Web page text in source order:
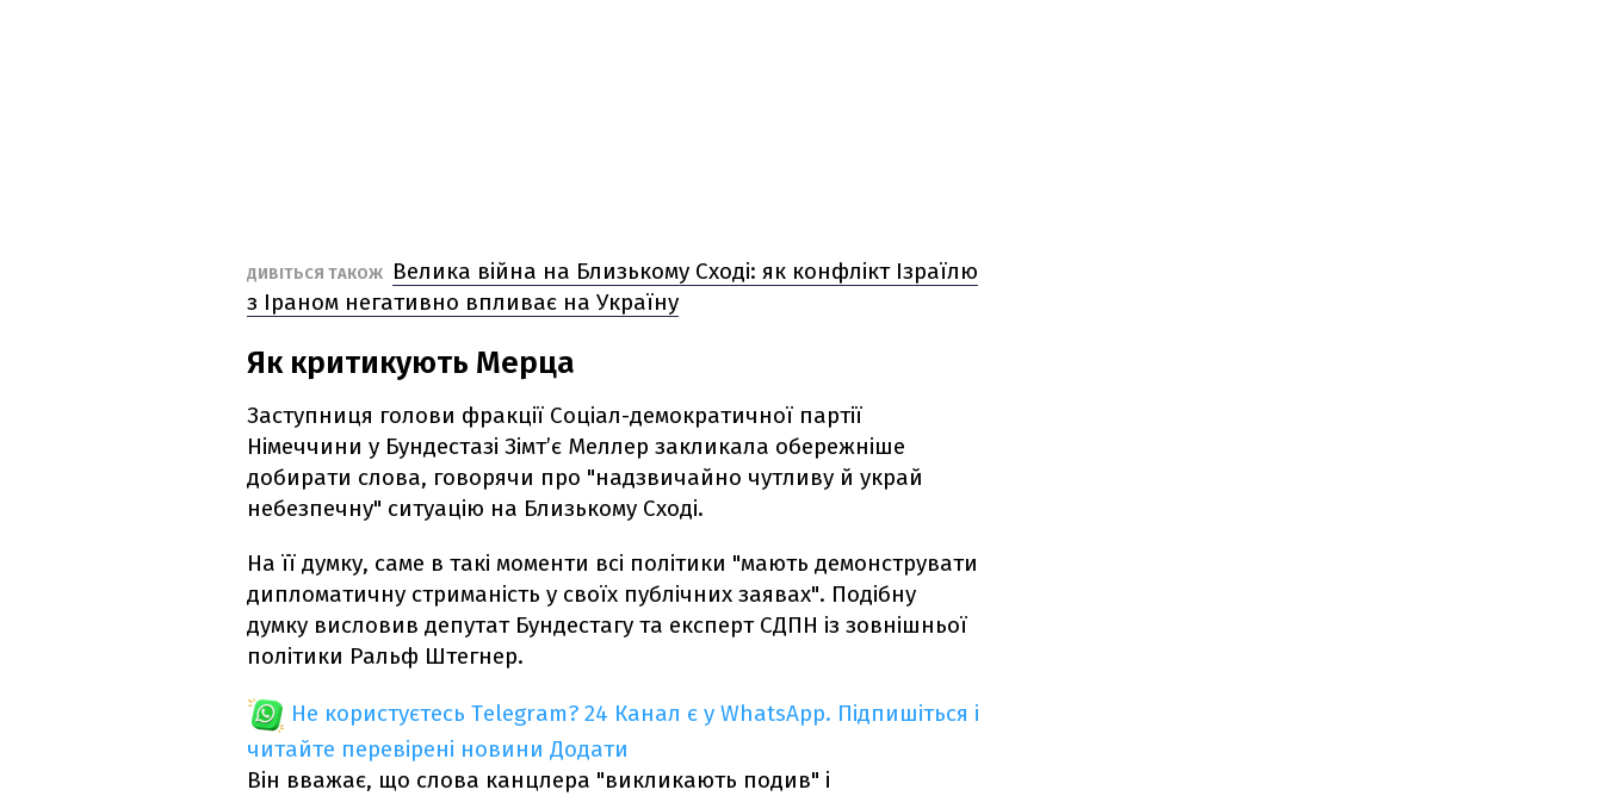
ДИВІТЬСЯ ТАКОЖ
Велика війна на Близькому Сході: як конфлікт Ізраїлю
з Іраном негативно впливає на Україну
Як критикують Мерца
Заступниця голови фракції Соціал-демократичної партії
Німеччини у Бундестазі Зімт’є Меллер закликала обережніше
добирати слова, говорячи про "надзвичайно чутливу й украй
небезпечну" ситуацію на Близькому Сході.
На її думку, саме в такі моменти всі політики "мають демонструвати
дипломатичну стриманість у своїх публічних заявах". Подібну
думку висловив депутат Бундестагу та експерт СДПН із зовнішньої
політики Ральф Штегнер.
Не користуєтесь Telegram? 24 Канал є у WhatsApp. Підпишіться і
читайте перевірені новини Додати
Він вважає, що слова канцлера "викликають подив" і